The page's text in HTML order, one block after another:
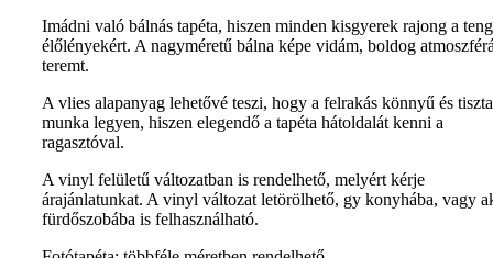
Imádni való bálnás tapéta, hiszen minden kisgyerek rajong a
élőlényekért. A nagyméretű bálna képe vidám, boldog
teremt.
A vlies alapanyag lehetővé teszi, hogy a felrakás könnyű és tiszta
munka legyen, hiszen elegendő a tapéta hátoldalát kenni a
ragasztóval.
A vinyl felületű változatban is rendelhető, melyért kérje
árajánlatunkat. A vinyl változat letörölhető, gy konyhába, vagy
fürdőszobába is felhasználható.